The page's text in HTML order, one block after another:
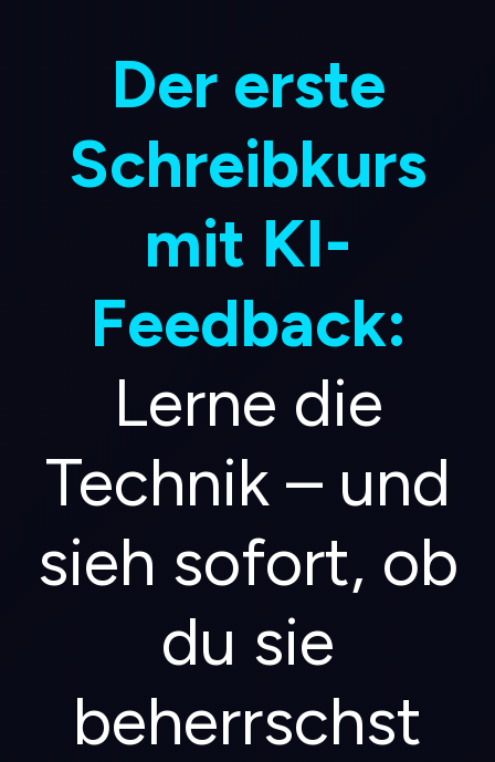
Der erste
Schreibkurs
mit KI-
Feedback:
Lerne die
Technik – und
sieh sofort, ob
du sie
beherrschst